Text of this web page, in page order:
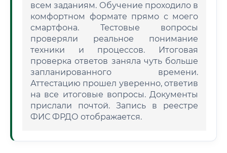
всем заданиям. Обучение проходило в
комфортном формате прямо с моего
смартфона. Тестовые вопросы
проверяли реальное понимание
техники и процессов. Итоговая
проверка ответов заняла чуть больше
запланированного времени.
Аттестацию прошел уверенно, ответив
на все итоговые вопросы. Документы
прислали почтой. Запись в реестре
ФИС ФРДО отображается.